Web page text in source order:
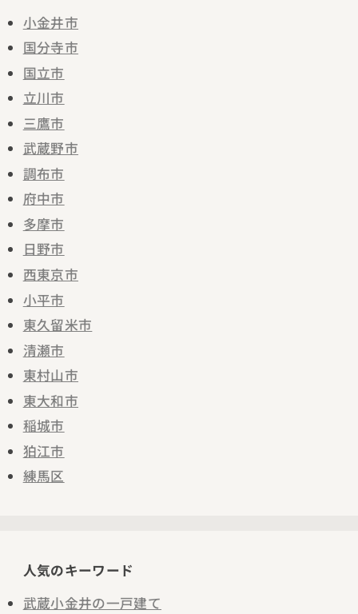
小金井市
国分寺市
国立市
立川市
三鷹市
武蔵野市
調布市
府中市
多摩市
日野市
西東京市
小平市
東久留米市
清瀬市
東村山市
東大和市
稲城市
狛江市
練馬区
人気のキーワード
武蔵小金井の一戸建て